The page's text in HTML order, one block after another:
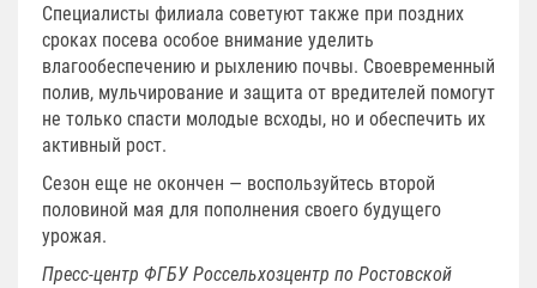
Специалисты филиала советуют также при поздних
сроках посева особое внимание уделить
влагообеспечению и рыхлению почвы. Своевременный
полив, мульчирование и защита от вредителей помогут
не только спасти молодые всходы, но и обеспечить их
активный рост.
Сезон еще не окончен — воспользуйтесь второй
половиной мая для пополнения своего будущего
урожая.
Пресс-центр ФГБУ Россельхозцентр по Ростовской